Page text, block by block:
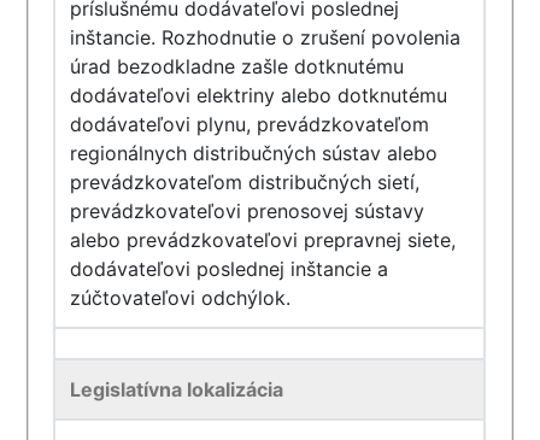
príslušnému dodávateľovi poslednej
inštancie. Rozhodnutie o zrušení povolenia
úrad bezodkladne zašle dotknutému
dodávateľovi elektriny alebo dotknutému
dodávateľovi plynu, prevádzkovateľom
regionálnych distribučných sústav alebo
prevádzkovateľom distribučných sietí,
prevádzkovateľovi prenosovej sústavy
alebo prevádzkovateľovi prepravnej siete,
dodávateľovi poslednej inštancie a
zúčtovateľovi odchýlok.
Legislatívna lokalizácia